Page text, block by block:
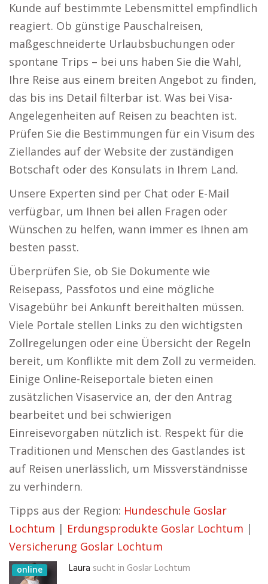
Kunde auf bestimmte Lebensmittel empfindlich
reagiert. Ob günstige Pauschalreisen,
maßgeschneiderte Urlaubsbuchungen oder
spontane Trips – bei uns haben Sie die Wahl,
Ihre Reise aus einem breiten Angebot zu finden,
das bis ins Detail filterbar ist. Was bei Visa-
Angelegenheiten auf Reisen zu beachten ist.
Prüfen Sie die Bestimmungen für ein Visum des
Ziellandes auf der Website der zuständigen
Botschaft oder des Konsulats in Ihrem Land.
Unsere Experten sind per Chat oder E-Mail
verfügbar, um Ihnen bei allen Fragen oder
Wünschen zu helfen, wann immer es Ihnen am
besten passt.
Überprüfen Sie, ob Sie Dokumente wie
Reisepass, Passfotos und eine mögliche
Visagebühr bei Ankunft bereithalten müssen.
Viele Portale stellen Links zu den wichtigsten
Zollregelungen oder eine Übersicht der Regeln
bereit, um Konflikte mit dem Zoll zu vermeiden.
Einige Online-Reiseportale bieten einen
zusätzlichen Visaservice an, der den Antrag
bearbeitet und bei schwierigen
Einreisevorgaben nützlich ist. Respekt für die
Traditionen und Menschen des Gastlandes ist
auf Reisen unerlässlich, um Missverständnisse
zu verhindern.
Tipps aus der Region: Hundeschule Goslar
Lochtum | Erdungsprodukte Goslar Lochtum |
Versicherung Goslar Lochtum
online Laura sucht in Goslar Lochtum